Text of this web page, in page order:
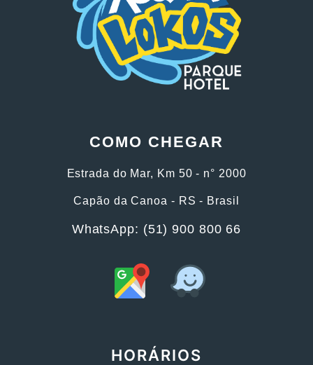
COMO CHEGAR
Estrada do Mar, Km 50 - n° 2000
Capão da Canoa - RS - Brasil
WhatsApp: (51) 900 800 66
HORÁRIOS